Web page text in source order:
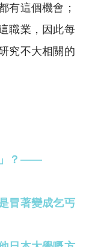
有這個機會；
職業，因此每
究不大相關的
」？——
冒著變成乞丐